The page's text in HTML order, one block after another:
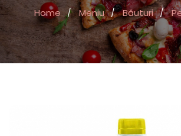
Home Meniu Băuturi